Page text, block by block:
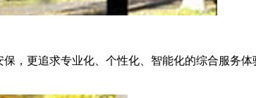
，更追求专业化、个性化、智能化的综合服务